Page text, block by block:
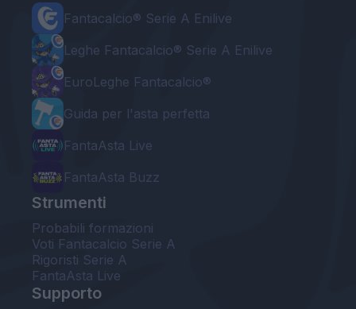
Fantacalcio® Serie A Enilive
Leghe Fantacalcio® Serie A Enilive
EuroLeghe Fantacalcio®
Guida per l'asta perfetta
FantaAsta Live
FantaAsta Buzz
Strumenti
Probabili formazioni
Voti Fantacalcio Serie A
Rigoristi Serie A
FantaAsta Live
Supporto